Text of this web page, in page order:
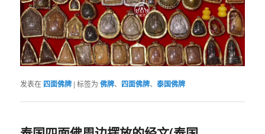
发表在 四面佛牌 |标签为 佛牌、 四面佛牌、泰国佛牌